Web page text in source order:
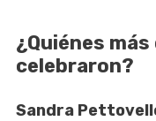
¿Quiénes
celebraron?
Sandra